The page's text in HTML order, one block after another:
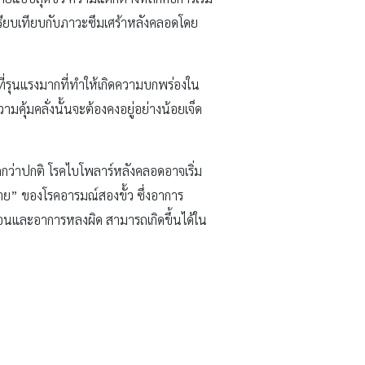
บเทียบกับภาวะซึมเศร้าหลังคลอดโดย
นแรงมากที่ทำให้เกิดความบกพร่องใน
มคุ้มคลั่งนั้นจะต้องคงอยู่อย่างน้อยเจ็ด
าปกติ โรคไบโพลาร์หลังคลอดอาจเริ่ม
” ของโรคอารมณ์สองขั้ว ซึ่งอาการ
และอาการหลงผิด สามารถเกิดขึ้นได้ใน